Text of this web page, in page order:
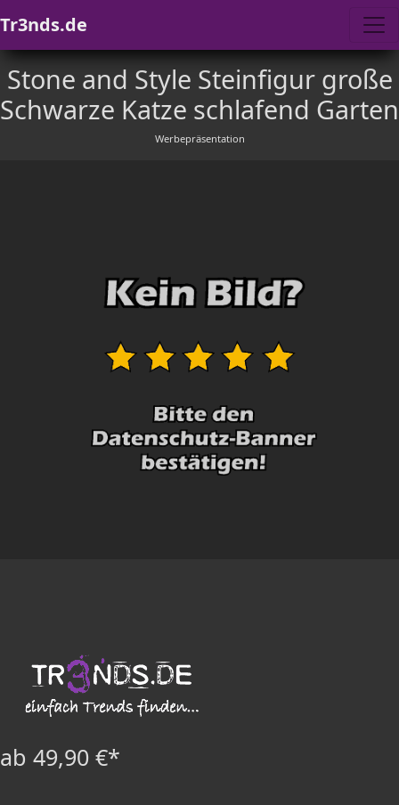
Tr3nds.de
Stone and Style Steinfigur große
Schwarze Katze schlafend Garten
Werbepräsentation
ab 49,90 €*